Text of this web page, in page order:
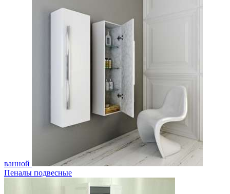
ванной
Пеналы подвесные